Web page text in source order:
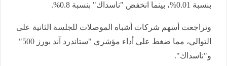
بنسبة 0.01%، بينما انخفض "ناسداك" بنسبة 0.8%.
وتراجعت أسهم شركات أشباه الموصلات للجلسة الثانية على
التوالي، مما ضغط على أداء مؤشري "ستاندرد آند بورز 500"
و"ناسداك".